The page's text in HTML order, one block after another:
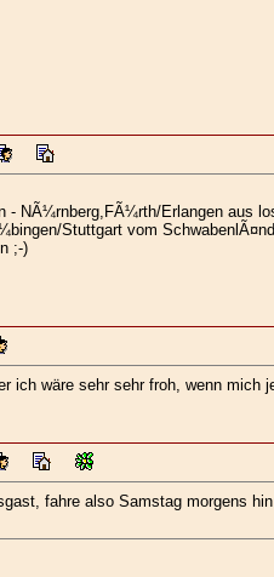
- NÃ¼rnberg,FÃ¼rth/Erlangen aus
Stuttgart vom
;-)
ich wäre sehr sehr froh, wenn mich
fahre also Samstag morgens